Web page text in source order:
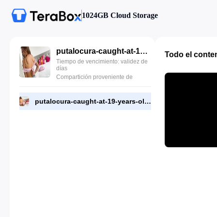
1024GB Cloud Storage
putalocura-caught-at-19-years-old-and-great-ass-sofia-smith.mp4
Tiempo de vencimiento: validez de
días
Compartición proveniente de
putalocura-caught-at-19-years-old-and-great-ass-sofia-smith.mp4
Todo el